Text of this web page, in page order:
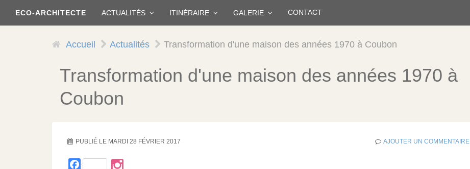
contenu
ECO-ARCHITECTE ACTUALITÉS ITINÉRAIRE GALERIE CONTACT
Accueil Actualités Transformation d'une maison des années 1970 à Coubon
Transformation d'une maison des années 1970 à
Coubon
PUBLIÉ LE MARDI 28 FÉVRIER 2017 AJOUTER UN COMMENTAIRE
Facebook